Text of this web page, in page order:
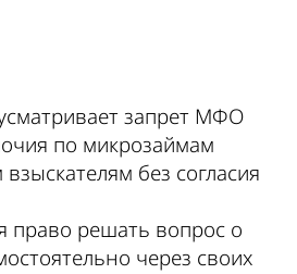
запрет МФО
по микрозаймам
без согласия
право решать вопрос о
через своих